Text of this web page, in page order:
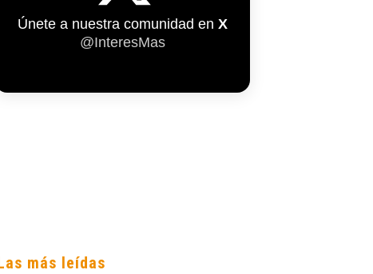
Únete a nuestra comunidad en X
@InteresMas
más leídas